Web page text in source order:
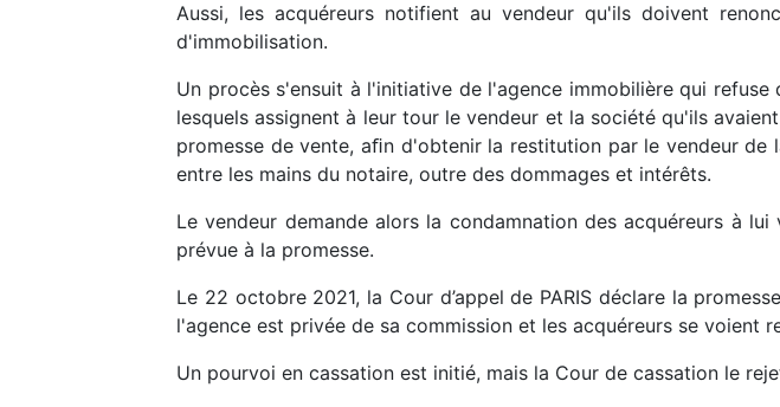
Aussi, les acquéreurs notifient au vendeur qu'ils doivent
d'immobilisation.
Un procès s'ensuit à l'initiative de l'agence immobilière qui
lesquels assignent à leur tour le vendeur et la société qu'ils
promesse de vente, aﬁn d'obtenir la restitution par le vendeur
entre les mains du notaire, outre des dommages et intérêts.
Le vendeur demande alors la condamnation des acquéreurs à
prévue à la promesse.
Le 22 octobre 2021, la Cour d’appel de PARIS déclare la
l'agence est privée de sa commission et les acquéreurs se voient
Un pourvoi en cassation est initié, mais la Cour de cassation le